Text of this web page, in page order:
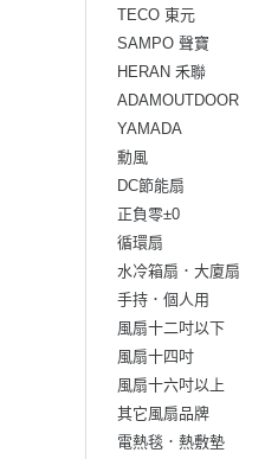
TECO 東元
SAMPO 聲寶
HERAN 禾聯
ADAMOUTDOOR
YAMADA
勳風
DC節能扇
正負零±0
循環扇
水冷箱扇．大廈扇
手持．個人用
風扇十二吋以下
風扇十四吋
風扇十六吋以上
其它風扇品牌
電熱毯．熱敷墊